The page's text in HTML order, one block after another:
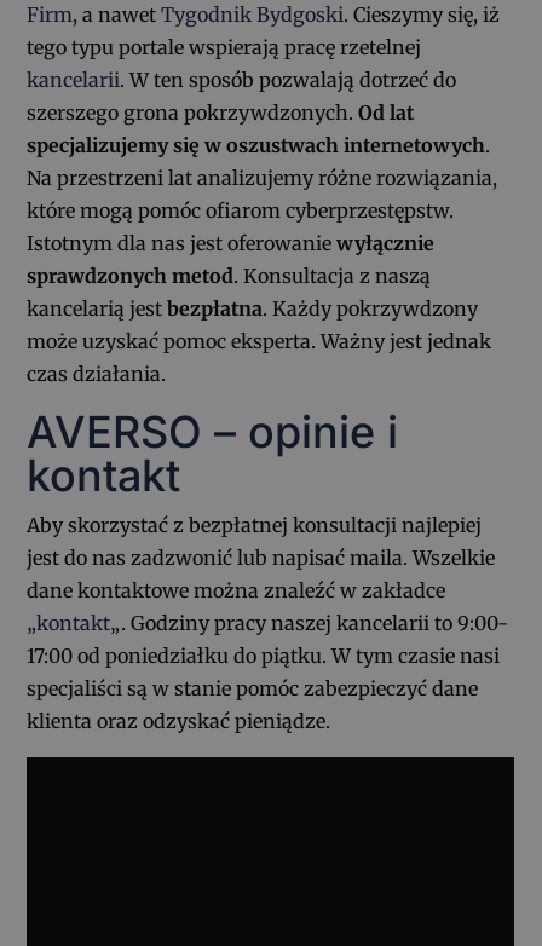
Firm, a nawetTygodnik Bydgoski. Cieszymy się, iż
tego typu portale wspierają pracę rzetelnej
kancelarii. W ten sposób pozwalają dotrzeć do
szerszego grona pokrzywdzonych.Od lat
specjalizujemy się w oszustwach internetowych.
Na przestrzeni lat analizujemy różne rozwiązania,
które mogą pomóc ofiarom cyberprzestępstw.
Istotnym dla nas jest oferowaniewyłącznie
sprawdzonych metod. Konsultacja z naszą
kancelarią jestbezpłatna. Każdy pokrzywdzony
może uzyskać pomoc eksperta. Ważny jest jednak
czas działania.
AVERSO – opinie i
kontakt
Aby skorzystać z bezpłatnej konsultacji najlepiej
jest do nas zadzwonić lub napisać maila. Wszelkie
dane kontaktowe można znaleźć w zakładce
„kontakt„. Godziny pracy naszej kancelarii to 9:00-
17:00 od poniedziałku do piątku. W tym czasie nasi
specjaliści są w stanie pomóc zabezpieczyć dane
klienta oraz odzyskać pieniądze.